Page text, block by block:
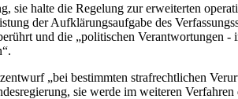
sie halte die Regelung zur erweiterten
der Aufklärungsaufgabe des
und die „politischen
„bei bestimmten strafrechtlichen
sie werde im weiteren